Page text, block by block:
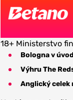
18+ Ministerstvo
Bologna v
Výhru The
Anglický celek